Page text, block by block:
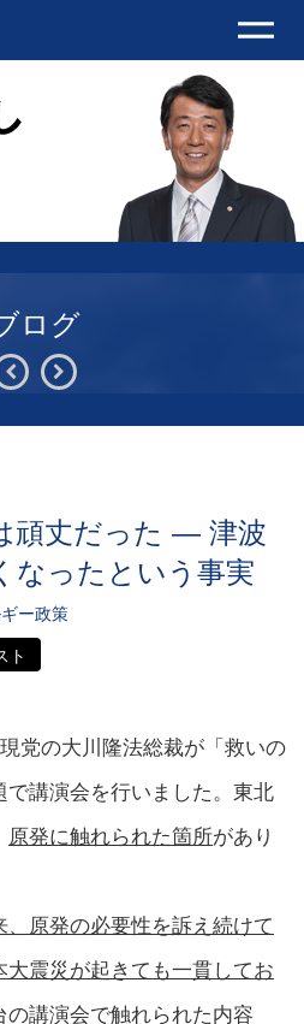
ログ
頑丈だった ― 津波
なったという事実
ー政策
ト
党の大川隆法総裁が「救いの
で講演会を行いました。東北
原発に触れられた箇所があり
原発の必要性を訴え続けて
震災が起きても一貫してお
の講演会で触れられた内容